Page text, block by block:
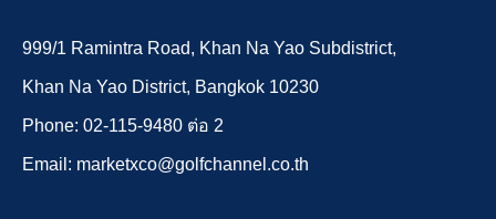
999/1 Ramintra Road, Khan Na Yao Subdistrict,
Khan Na Yao District, Bangkok 10230
Phone: 02-115-9480 ต่อ 2
Email: marketxco@golfchannel.co.th